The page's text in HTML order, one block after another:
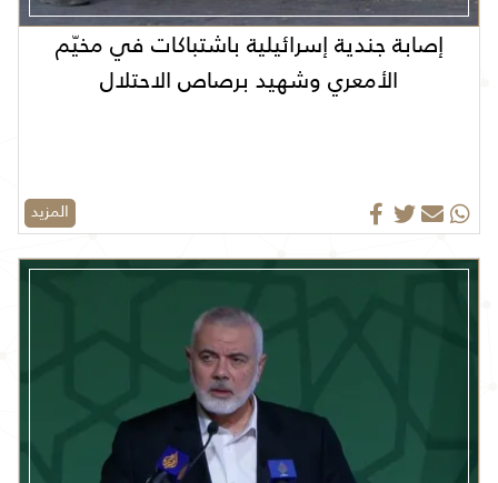
إصابة جندية إسرائيلية باشتباكات في مخيّم
الأمعري وشهيد برصاص الاحتلال
المزيد